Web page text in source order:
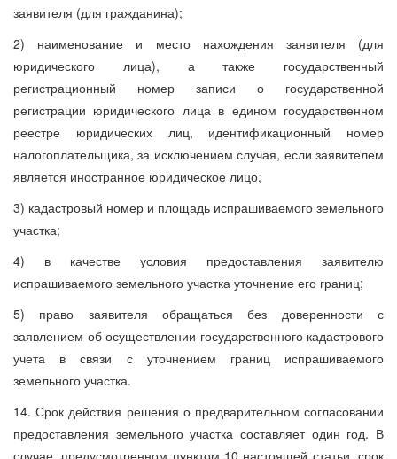
заявителя (для гражданина);
2) наименование и место нахождения заявителя (для
юридического лица), а также государственный
регистрационный номер записи о государственной
регистрации юридического лица в едином государственном
реестре юридических лиц, идентификационный номер
налогоплательщика, за исключением случая, если заявителем
является иностранное юридическое лицо;
3) кадастровый номер и площадь испрашиваемого земельного
участка;
4) в качестве условия предоставления заявителю
испрашиваемого земельного участка уточнение его границ;
5) право заявителя обращаться без доверенности с
заявлением об осуществлении государственного кадастрового
учета в связи с уточнением границ испрашиваемого
земельного участка.
14. Срок действия решения о предварительном согласовании
предоставления земельного участка составляет один год. В
случае, предусмотренном пунктом 10 настоящей статьи, срок